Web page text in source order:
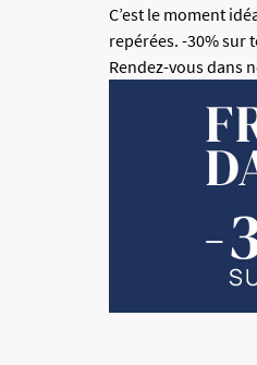
C’est le moment
repérées. -30% sur
Rendez-vous dans